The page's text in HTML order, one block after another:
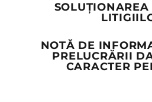
NOTĂ DE
PRELUCRĂRII
CARACTER